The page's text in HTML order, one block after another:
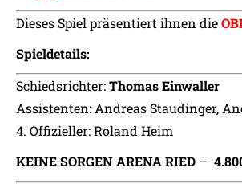
Dieses Spiel präsentiert ihnen die
Spieldetails:
Schiedsrichter:Thomas Einwaller
Assistenten: Andreas Staudinger,
4. Offizieller: Roland Heim
KEINE SORGEN ARENA RIED –